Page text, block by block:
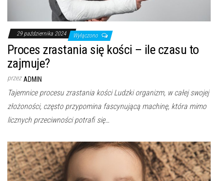
29 października 2024 Wyłączono
Proces zrastania się kości – ile czasu to
zajmuje?
przez ADMIN
Tajemnice procesu zrastania kości Ludzki organizm, w całej swojej
złożoności, często przypomina fascynującą machinę, która mimo
licznych przeciwności potrafi się…